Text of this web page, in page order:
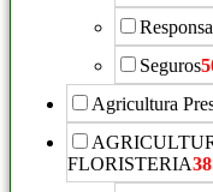
Seguros
Agricultura
FLORISTERIA